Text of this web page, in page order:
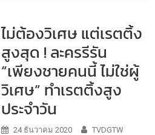
ไม่ต้องวิเศษ แต่เรตติ้ง
สูงสุด ! ละครรีรัน
“เพียงชายคนนี้ ไม่ใช่ผู้
วิเศษ” ทำเรตติ้งสูง
ประจำวัน
24 ธันวาคม 2020
TVDGTW